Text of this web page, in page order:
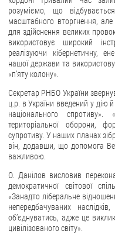
Питання запобігання корупції
Публічні закупівлі
Внутрішній аудит
ДЕРЖАВНИЙ РЕЄСТР САНКЦІЙ
розуміємо, що
масштабного вторгнення,
для здійснення великих
використовує широкий
реалізуючи кібернетичну,
нашої держави та
«п’яту колону».
Секретар РНБО України
ц.р. в України введений у дію
національного
територіальної оборони,
супротиву. У наших планах
він, додавши, що допомога
важливою.
О. Данілов висловив
демократичної світової
«Занадто ліберальне
непередбачуваних
об’єднуватись, адже це
цивілізованого світу».